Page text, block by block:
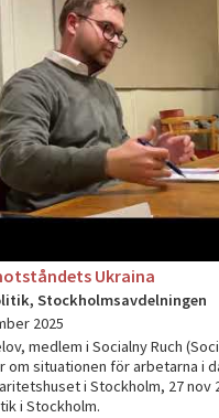
Ukraina
Stockholmsavdelningen
2025
medlem i Socialny Ruch
om situationen för arbetarna i
i Stockholm, 27 nov
i Stockholm.